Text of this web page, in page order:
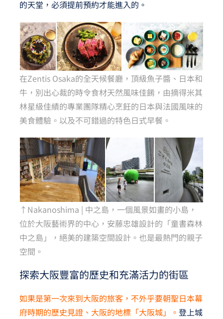
的天堂，必須提前預約才能進入的。
在Zentis Osaka的全天候餐廳，頂級魚子醬、日本和
牛，別出心裁的時令食材天然風味佳餚，由摘得米其
林星級佳績的專業團隊精心烹飪的日本與法國風味的
美食體驗。以及不可錯過的特色日式早餐。
↑Nakanoshima | 中之島，一個風景如畫的小島，
位於大阪藝術界的中心，安藤忠雄設計的「童書森林
中之島」，絕美的建築空間設計。也是最熱門的親子
空間。
探索大阪豐富的歷史和充滿活力的街區
如果是第一次來到大阪的旅客，不外乎要朝聖日本幕
府時期的歷史見證、大阪的地標「大阪城」。 登上城